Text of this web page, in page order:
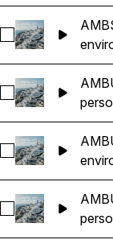
Sélectionnez
Sélectionnez
Sélectionnez
Sélectionnez